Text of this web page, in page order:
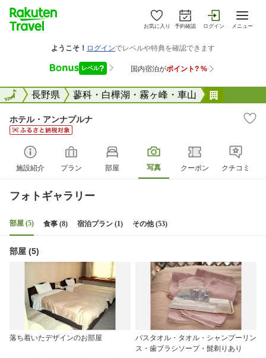
お気に入り 予約確認 ログイン メニュー
全国長野県 蓼科・白樺湖・霧ヶ峰・車山
全国
ホテル・アンナプルナ
施設紹介 プラン 部屋 写真 クーポン クチコミ
フォトギャラリー
部屋 (5) 食事 (8) 宿泊プラン (1) その他 (53)
部屋 (5)
落ち着いたデザインのお部屋
バスタオル・タオル・シャンプーリン
ス・歯ブラシソープ・髭剃りあり